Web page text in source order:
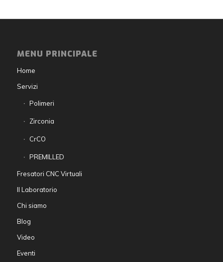
MENU PRINCIPALE
Home
Servizi
Polimeri
Zirconia
CrCO
PREMILLED
Fresatori CNC Virtuali
Il Laboratorio
Chi siamo
Blog
Video
Eventi